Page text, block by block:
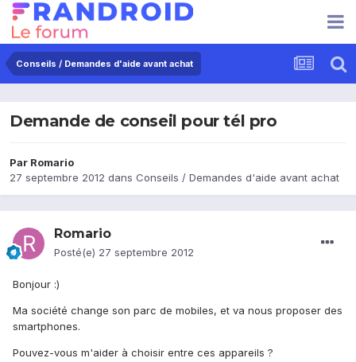
Conseils / Demandes d'aide avant achat
Demande de conseil pour tél pro
Par Romario
27 septembre 2012 dans Conseils / Demandes d'aide avant achat
Romario
Posté(e) 27 septembre 2012
Bonjour :)
Ma société change son parc de mobiles, et va nous proposer des
smartphones.
Pouvez-vous m'aider à choisir entre ces appareils ?